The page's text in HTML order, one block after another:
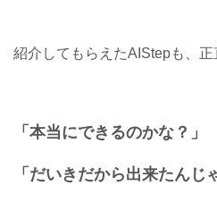
紹介してもらえたAIStepも、
「本当にできるのかな？」
「だいきだから出来たんじ